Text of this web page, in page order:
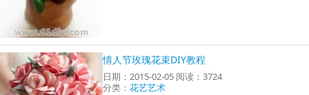
情人节玫瑰花束DIY教程
日期：2015-02-05 阅读：3724
分类：花艺艺术